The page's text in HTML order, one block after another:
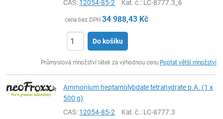
CAS: 12054-85-2 Kat. č.: LC-8777.3_6
cena bez DPH 34 988,43 Kč
Do košíku
Průmyslová množství látek za výhodnou cenu Poptat větší množství
Ammonium heptamolybdate tetrahydrate p.A. (1 x
500 g)
CAS: 12054-85-2 Kat. č.: LC-8777.3